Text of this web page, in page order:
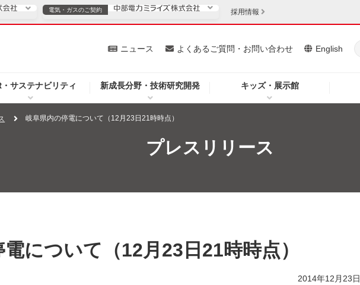
・サステナビリティ 新成長分野・技術研究開発 キッズ・展示館
ニュース よくあるご質問・お問い合わせ English
ご案内 安定供給
企業情報
電気・ガスのご契約
のご契約
個人のお客さま 法人のお客さま
採用情報
岐阜県内の停電について（12月23日21時時点）
プレスリリース
について（12月23日21時時点）
2014年12月23日